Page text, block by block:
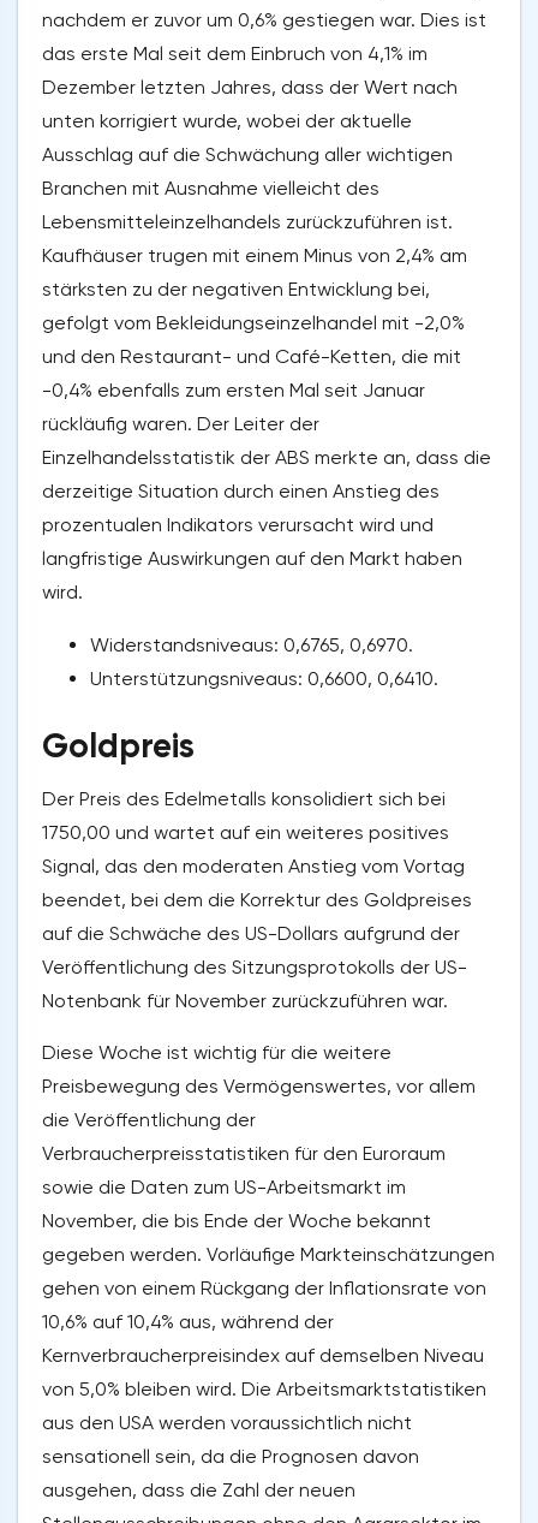
nachdem er zuvor um 0,6% gestiegen war. Dies ist
das erste Mal seit dem Einbruch von 4,1% im
Dezember letzten Jahres, dass der Wert nach
unten korrigiert wurde, wobei der aktuelle
Ausschlag auf die Schwächung aller wichtigen
Branchen mit Ausnahme vielleicht des
Lebensmitteleinzelhandels zurückzuführen ist.
Kaufhäuser trugen mit einem Minus von 2,4% am
stärksten zu der negativen Entwicklung bei,
gefolgt vom Bekleidungseinzelhandel mit -2,0%
und den Restaurant- und Café-Ketten, die mit
-0,4% ebenfalls zum ersten Mal seit Januar
rückläufig waren. Der Leiter der
Einzelhandelsstatistik der ABS merkte an, dass die
derzeitige Situation durch einen Anstieg des
prozentualen Indikators verursacht wird und
langfristige Auswirkungen auf den Markt haben
wird.
Widerstandsniveaus: 0,6765, 0,6970.
Unterstützungsniveaus: 0,6600, 0,6410.
Goldpreis
Der Preis des Edelmetalls konsolidiert sich bei
1750,00 und wartet auf ein weiteres positives
Signal, das den moderaten Anstieg vom Vortag
beendet, bei dem die Korrektur des Goldpreises
auf die Schwäche des US-Dollars aufgrund der
Veröffentlichung des Sitzungsprotokolls der US-
Notenbank für November zurückzuführen war.
Diese Woche ist wichtig für die weitere
Preisbewegung des Vermögenswertes, vor allem
die Veröffentlichung der
Verbraucherpreisstatistiken für den Euroraum
sowie die Daten zum US-Arbeitsmarkt im
November, die bis Ende der Woche bekannt
gegeben werden. Vorläufige Markteinschätzungen
gehen von einem Rückgang der Inflationsrate von
10,6% auf 10,4% aus, während der
Kernverbraucherpreisindex auf demselben Niveau
von 5,0% bleiben wird. Die Arbeitsmarktstatistiken
aus den USA werden voraussichtlich nicht
sensationell sein, da die Prognosen davon
ausgehen, dass die Zahl der neuen